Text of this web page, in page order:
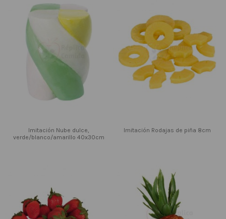
Imitación Nube dulce,
verde/blanco/amarillo 40x30cm
Imitación Rodajas de piña 8cm